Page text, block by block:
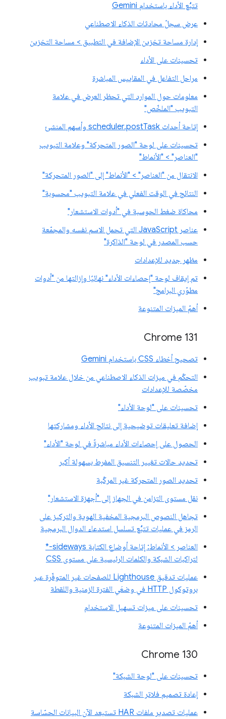
تتبُّع الأداء باستخدام Gemini
عرض سجلّ محادثات الذكاء الاصطناعي
إدارة مساحة تخزين الإضافة في التطبيق > مساحة التخزين
تحسينات على الأداء
مراحل التفاعل في المقاييس المباشرة
معلومات حول الموارد التي تحظر العرض في علامة
التبويب "الملخّص"
إتاحة أحداث scheduler.postTask وأسهم المنشئ
تحسينات على لوحة "الصور المتحركة" وعلامة التبويب
"العناصر" > "الأنماط"
الانتقال من "العناصر" > "الأنماط" إلى "الصور المتحركة"
النتائج في الوقت الفعلي في علامة التبويب "محسوبة"
محاكاة ضغط الحوسبة في "أدوات الاستشعار"
عناصر JavaScript التي تحمل الاسم نفسه والمجمّعة
حسب المصدر في لوحة "الذاكرة"
مظهر جديد للإعدادات
تم إيقاف لوحة "إحصاءات الأداء" نهائيًا وإزالتها من "أدوات
مطوّري البرامج"
أهمّ الميزات المتنوعة
Chrome 131
تصحيح أخطاء CSS باستخدام Gemini
التحكّم في ميزات الذكاء الاصطناعي من خلال علامة تبويب
مخصّصة للإعدادات
تحسينات على "لوحة الأداء"
إضافة تعليقات توضيحية إلى نتائج الأداء ومشاركتها
الحصول على إحصاءات الأداء مباشرةً في لوحة "الأداء"
تحديد حالات تغيير التنسيق المفرط بسهولة أكبر
تحديد الصور المتحركة غير المركّبة
نقل مستوى التزامن في الجهاز إلى "أجهزة الاستشعار"
تجاهل النصوص البرمجية المخفية الهوية والتركيز على
الرمز في عمليات تتبُّع تسلسل استدعاء الدوال البرمجية
العناصر > الأنماط: إتاحة أوضاع الكتابة sideways-*
لتراكبات الشبكة والكلمات الرئيسية على مستوى CSS
عمليات تدقيق Lighthouse للصفحات غير المتوفّرة عبر
بروتوكول HTTP في وضعَي الفترة الزمنية واللقطة
تحسينات على ميزات تسهيل الاستخدام
أهمّ الميزات المتنوعة
Chrome 130
تحسينات على "لوحة الشبكة"
إعادة تصميم فلاتر الشبكة
عمليات تصدير ملفات HAR تستبعد الآن البيانات الحسّاسة